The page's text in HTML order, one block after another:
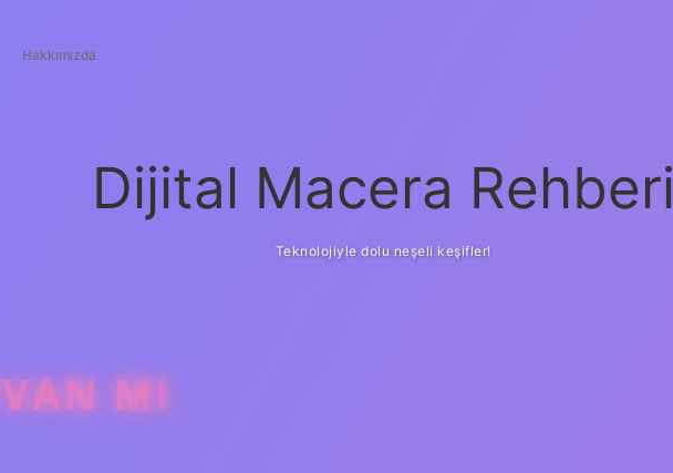
Hakkımızda
Dijital Macera Rehberi
Teknolojiyle dolu neşeli keşifler!
MI